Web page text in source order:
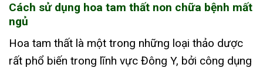
Cách sử dụng hoa tam thất non chữa bệnh mất
ngủ
Hoa tam thất là một trong những loại thảo dược
rất phổ biến trong lĩnh vực Đông Y, bởi công dụng